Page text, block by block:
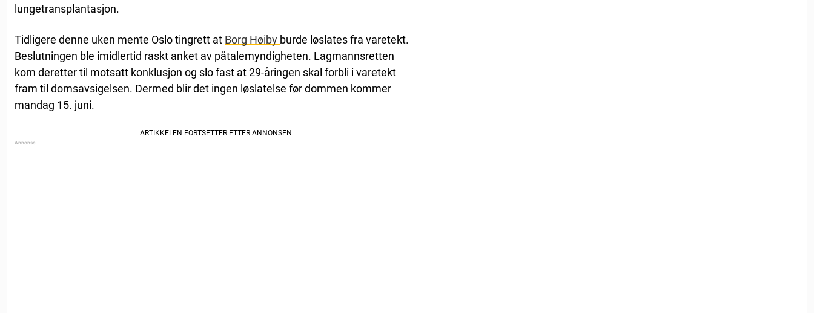
lungetransplantasjon.
Tidligere denne uken mente Oslo tingrett at Borg Høiby burde løslates fra varetekt.
Beslutningen ble imidlertid raskt anket av påtalemyndigheten. Lagmannsretten
kom deretter til motsatt konklusjon og slo fast at 29-åringen skal forbli i varetekt
fram til domsavsigelsen. Dermed blir det ingen løslatelse før dommen kommer
mandag 15. juni.